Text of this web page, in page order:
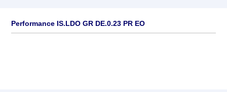
Performance IS.LDO GR DE.0.23 PR EO